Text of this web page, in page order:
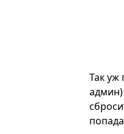
Так уж
админ)